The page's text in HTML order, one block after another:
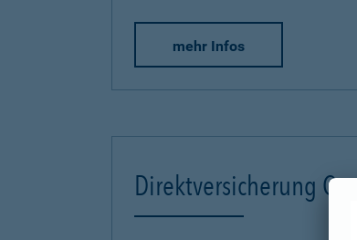
mehr Infos
Direktversicherung